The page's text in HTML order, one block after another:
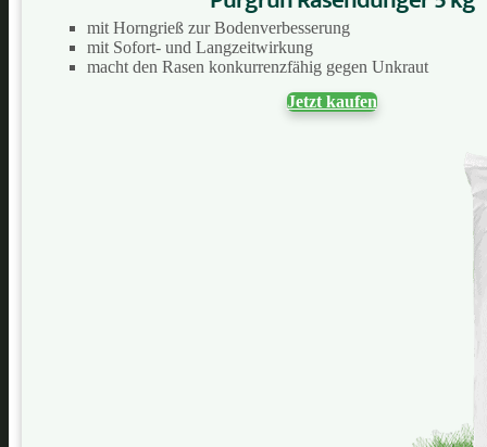
mit Horngrieß zur Bodenverbesserung
mit Sofort- und Langzeitwirkung
macht den Rasen konkurrenzfähig gegen Unkraut
Jetzt kaufen